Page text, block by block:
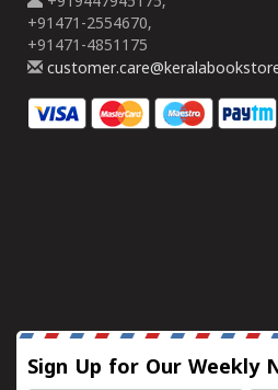
+91471-2554670,
+91471-4851175
Sign Up for Our Weekly